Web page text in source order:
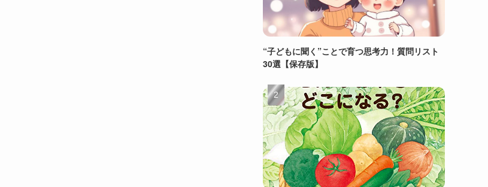
“子どもに聞く”ことで育つ思考力！質問リスト
30選【保存版】